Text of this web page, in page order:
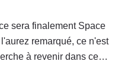
sera finalement Space
remarqué, ce n'est
à revenir dans ce